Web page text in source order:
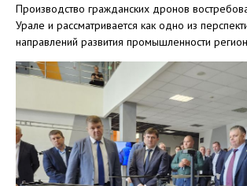
Производство гражданских дронов
Урале и рассматривается как одно из
направлений развития промышленности